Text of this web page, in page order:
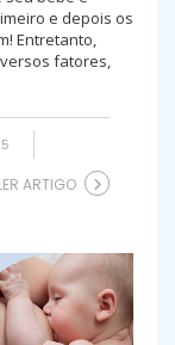
e depois os
Entretanto,
fatores,
ARTIGO